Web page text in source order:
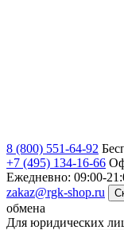
8 (800) 551-64-92
+7 (495) 134-16-66
Ежедневно: 09:00-
zakaz@rgk-shop.ru
обмена
Для юридических